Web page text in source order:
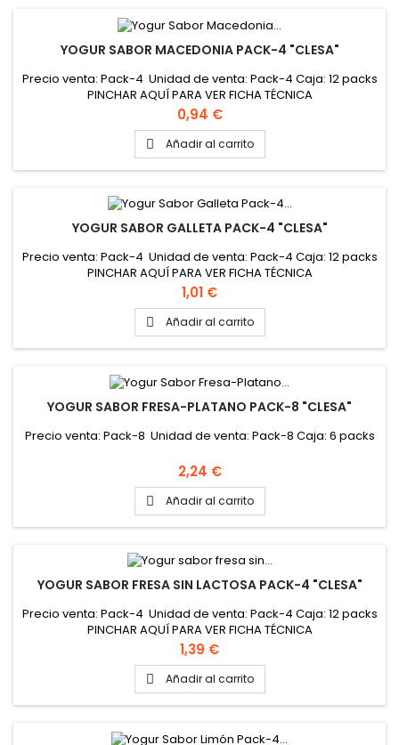
YOGUR SABOR MACEDONIA PACK-4 "CLESA"
Precio venta: Pack-4 Unidad de venta: Pack-4 Caja: 12 packs
PINCHAR AQUÍ PARA VER FICHA TÉCNICA
Precio
0,94 €
 Añadir al carrito
YOGUR SABOR GALLETA PACK-4 "CLESA"
Precio venta: Pack-4 Unidad de venta: Pack-4 Caja: 12 packs
PINCHAR AQUÍ PARA VER FICHA TÉCNICA
Precio
1,01 €
 Añadir al carrito
YOGUR SABOR FRESA-PLATANO PACK-8 "CLESA"
Precio venta: Pack-8 Unidad de venta: Pack-8 Caja: 6 packs
Precio
2,24 €
 Añadir al carrito
YOGUR SABOR FRESA SIN LACTOSA PACK-4 "CLESA"
Precio venta: Pack-4 Unidad de venta: Pack-4 Caja: 12 packs
PINCHAR AQUÍ PARA VER FICHA TÉCNICA
Precio
1,39 €
 Añadir al carrito